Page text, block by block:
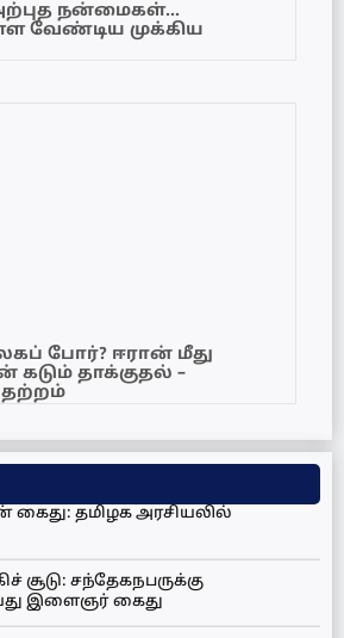
நன்மைகள்…
வேண்டிய முக்கிய
போர்? ஈரான் மீது
கடும் தாக்குதல் –
கைது: தமிழக அரசியலில்
சூடு: சந்தேகநபருக்கு
இளைஞர் கைது